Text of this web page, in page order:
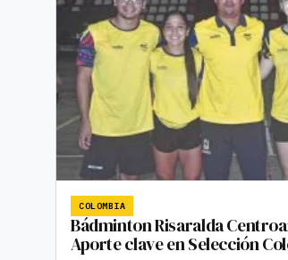
COLOMBIA
Bádminton Risaralda
Aporte clave en Selección